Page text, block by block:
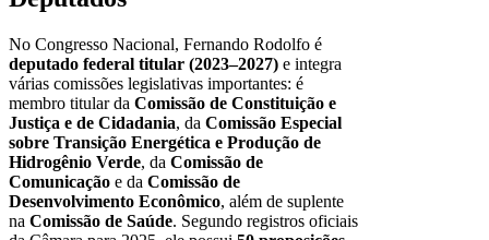
No Congresso Nacional, Fernando Rodolfo é
deputado federal titular (2023–2027) e integra
várias comissões legislativas importantes: é
membro titular da Comissão de Constituição e
Justiça e de Cidadania, da Comissão Especial
sobre Transição Energética e Produção de
Hidrogênio Verde, da Comissão de
Comunicação e da Comissão de
Desenvolvimento Econômico, além de suplente
na Comissão de Saúde. Segundo registros oficiais